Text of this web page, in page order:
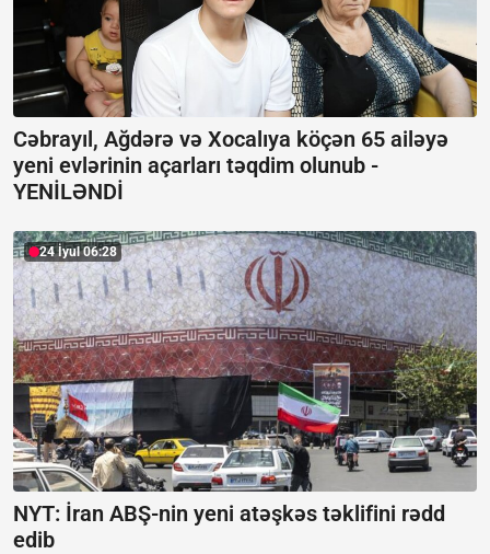
Cəbrayıl, Ağdərə və Xocalıya köçən 65 ailəyə
yeni evlərinin açarları təqdim olunub -
YENİLƏNDİ
24 İyul 06:28
NYT: İran ABŞ-nin yeni atəşkəs təklifini rədd
edib